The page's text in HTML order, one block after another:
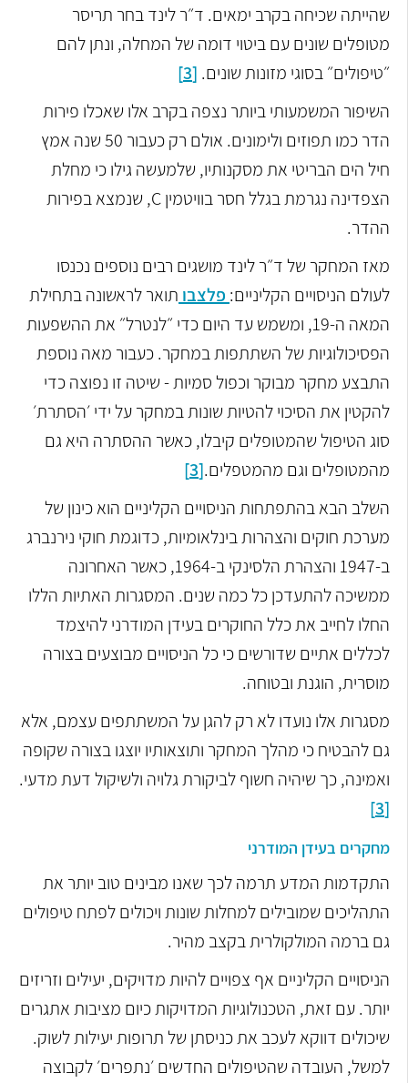
שהייתה שכיחה בקרב ימאים. ד״ר לינד בחר תריסר
מטופלים שונים עם ביטוי דומה של המחלה, ונתן להם
״טיפולים״ בסוגי מזונות שונים. [3]
השיפור המשמעותי ביותר נצפה בקרב אלו שאכלו פירות
הדר כמו תפוזים ולימונים. אולם רק כעבור 50 שנה אמץ
חיל הים הבריטי את מסקנותיו, שלמעשה גילו כי מחלת
הצפדינה נגרמת בגלל חסר בוויטמין C, שנמצא בפירות
ההדר.
מאז המחקר של ד״ר לינד מושגים רבים נוספים נכנסו
לעולם הניסויים הקליניים: פלצבו תואר לראשונה בתחילת
המאה ה-19, ומשמש עד היום כדי ״לנטרל״ את ההשפעות
הפסיכולוגיות של השתתפות במחקר. כעבור מאה נוספת
התבצע מחקר מבוקר וכפול סמיות - שיטה זו נפוצה כדי
להקטין את הסיכוי להטיות שונות במחקר על ידי ׳הסתרת׳
סוג הטיפול שהמטופלים קיבלו, כאשר ההסתרה היא גם
מהמטופלים וגם מהמטפלים.[3]
השלב הבא בהתפתחות הניסויים הקליניים הוא כינון של
מערכת חוקים והצהרות בינלאומיות, כדוגמת חוקי נירנברג
ב-1947 והצהרת הלסינקי ב-1964, כאשר האחרונה
ממשיכה להתעדכן כל כמה שנים. המסגרות האתיות הללו
החלו לחייב את כלל החוקרים בעידן המודרני להיצמד
לכללים אתיים שדורשים כי כל הניסויים מבוצעים בצורה
מוסרית, הוגנת ובטוחה.
מסגרות אלו נועדו לא רק להגן על המשתתפים עצמם, אלא
גם להבטיח כי מהלך המחקר ותוצאותיו יוצגו בצורה שקופה
ואמינה, כך שיהיה חשוף לביקורת גלויה ולשיקול דעת מדעי.
[3]
מחקרים בעידן המודרני
התקדמות המדע תרמה לכך שאנו מבינים טוב יותר את
התהליכים שמובילים למחלות שונות ויכולים לפתח טיפולים
גם ברמה המולקולרית בקצב מהיר.
הניסויים הקליניים אף צפויים להיות מדויקים, יעילים וזריזים
יותר. עם זאת, הטכנולוגיות המדויקות כיום מציבות אתגרים
שיכולים דווקא לעכב את כניסתן של תרופות יעילות לשוק.
למשל, העובדה שהטיפולים החדשים ׳נתפרים׳ לקבוצה